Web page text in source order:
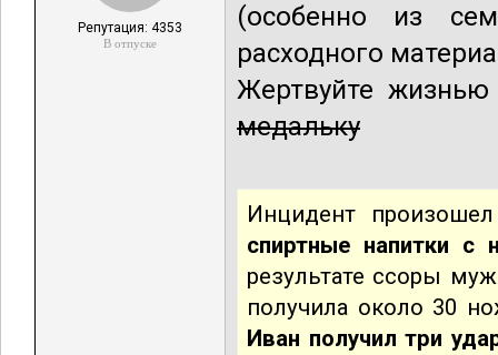
Репутация: 4353
В отпуске
(особенно из
расходного
Жертвуйте
медальку
Инцидент
спиртные напитки с
результате ссоры
получила около 30
Иван получил три